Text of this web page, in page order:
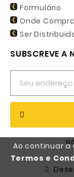
Ao continuar
Termos e
Formulário
Onde
Ser
SUBSCREVE A